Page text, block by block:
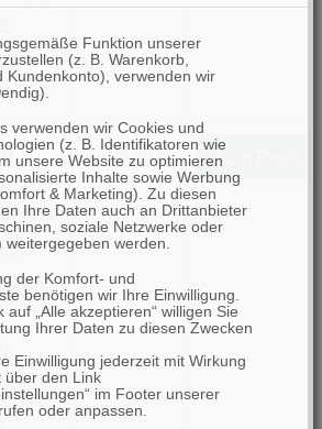
Funktion unserer
(z. B. Warenkorb,
Kundenkonto), verwenden wir
verwenden wir Cookies und
(z. B. Identifikatoren wie
unsere Website zu optimieren
Inhalte sowie Werbung
& Marketing). Zu diesen
Ihre Daten auch an Drittanbieter
soziale Netzwerke oder
weitergegeben werden.
der Komfort- und
benötigen wir Ihre Einwilligung.
auf „Alle akzeptieren“ willigen Sie
Ihrer Daten zu diesen Zwecken
Einwilligung jederzeit mit Wirkung
über den Link
im Footer unserer
oder anpassen.
1.109,00 € Zum